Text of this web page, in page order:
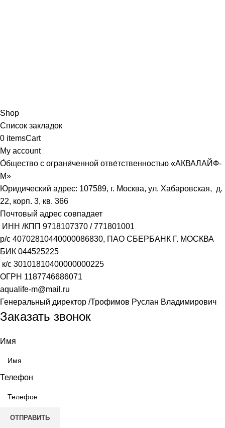
Shop
Список закладок
0 itemsCart
My account
О́бщество с ограни́ченной отве́тственностью «АКВАЛАЙФ-
М»
Юридический адрес: 107589, г. Москва, ул. Хабаровская, д.
22, корп. 3, кв. 366
Почтовый адрес совпадает
ИНН /КПП 9718107370 /771801001
р/с 40702810440000086830, ПАО СБЕРБАНК Г. МОСКВА
БИК 044525225
к/с 30101810400000000225
ОГРН 1187746686071
aqualife-m@mail.ru
Генеральный директор /Трофимов Руслан Владимирович
Заказать звонок
Имя
Телефон
ОТПРАВИТЬ